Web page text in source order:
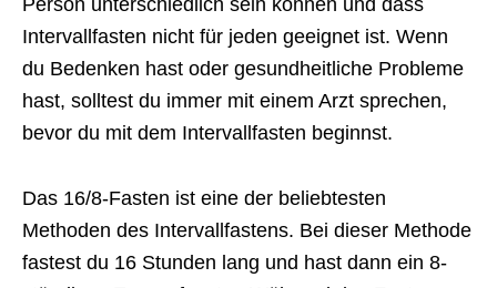
Person unterschiedlich sein können und dass
Intervallfasten nicht für jeden geeignet ist. Wenn
du Bedenken hast oder gesundheitliche Probleme
hast, solltest du immer mit einem Arzt sprechen,
bevor du mit dem Intervallfasten beginnst.
Das 16/8-Fasten ist eine der beliebtesten
Methoden des Intervallfastens. Bei dieser Methode
fastest du 16 Stunden lang und hast dann ein 8-